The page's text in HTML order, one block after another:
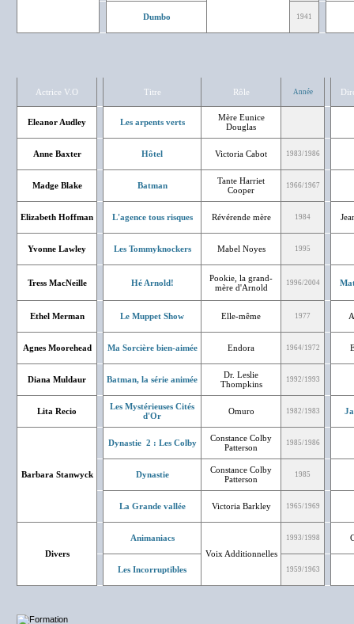
Dumbo 1941
Actrice V.O Titre Rôle Année
Eleanor Audley Les arpents verts
Mère Eunice
Douglas
Anne Baxter Hôtel Victoria Cabot 1983/1986
Madge Blake Batman
Tante Harriet
Cooper
1966/1967
Elizabeth Hoffman L'agence tous risques Révérende mère 1984
Yvonne Lawley Les Tommyknockers Mabel Noyes 1995
Tress MacNeille Hé Arnold!
Pookie, la grand-
mère d'Arnold
1996/2004
Ethel Merman Le Muppet Show Elle-même 1977
Agnes Moorehead Ma Sorcière bien-aimée Endora 1964/1972
Diana Muldaur Batman, la série animée
Dr. Leslie
Thompkins
1992/1993
Lita Recio
Les Mystérieuses Cités
d'Or
Omuro 1982/1983
Barbara Stanwyck
Dynastie 2 : Les Colby
Constance Colby
Patterson
1985/1986
Dynastie
Constance Colby
Patterson
1985
La Grande vallée Victoria Barkley 1965/1969
Divers
Animaniacs
Voix Additionnelles
1993/1998
Les Incorruptibles 1959/1963